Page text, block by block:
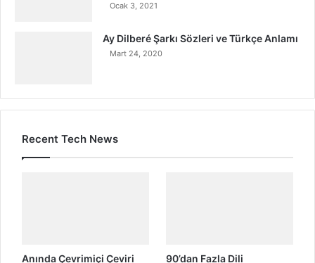
Ocak 3, 2021
Ay Dilberé Şarkı Sözleri ve Türkçe Anlamı
Mart 24, 2020
Recent Tech News
Anında Çevrimiçi Çeviri
90’dan Fazla Dili